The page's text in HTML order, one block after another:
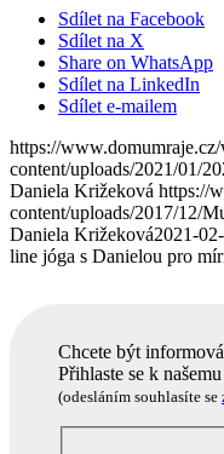
Sdílet na Facebook
Sdílet na X
Share on WhatsApp
Sdílet na LinkedIn
Sdílet e-mailem
https://
content/uploads/2021/01/
Daniela Križeková https://
content/uploads/2017/12/
Daniela Križeková2021-
line jóga s Danielou pro
Chcete být
Přihlaste se k
(odesláním souhlasíte se